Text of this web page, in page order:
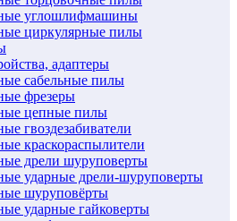
углошлифмашины
циркулярные пилы
адаптеры
сабельные пилы
фрезеры
цепные пилы
гвоздезабиватели
краскораспылители
дрели шуруповерты
ударные дрели-шуруповерты
шуруповёрты
ударные гайковерты